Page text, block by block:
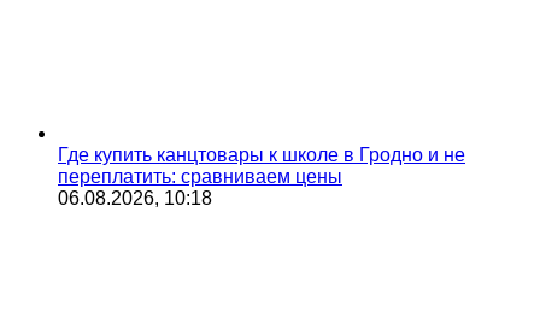
Где купить канцтовары к школе в Гродно и не
переплатить: сравниваем цены
06.08.2026, 10:18